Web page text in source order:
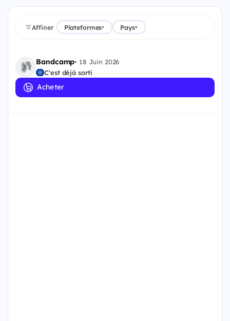
Affiner Plateformes▾ Pays▾
Bandcamp• 18 Juin 2026
C'est déjà sorti
Acheter